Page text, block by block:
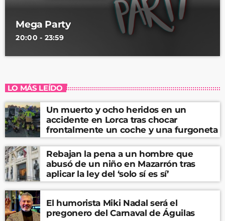
Mega Party
20:00 - 23:59
LO MÁS LEÍDO
Un muerto y ocho heridos en un
accidente en Lorca tras chocar
frontalmente un coche y una furgoneta
Rebajan la pena a un hombre que
abusó de un niño en Mazarrón tras
aplicar la ley del ‘solo sí es sí’
El humorista Miki Nadal será el
pregonero del Carnaval de Águilas